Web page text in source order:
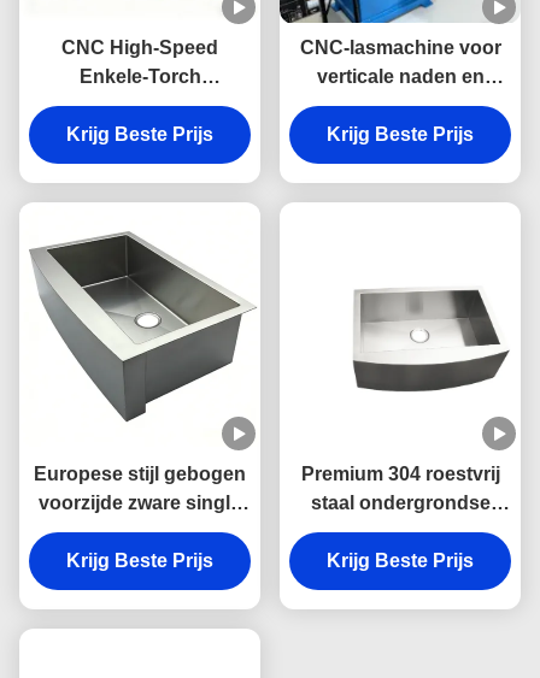
CNC High-Speed
Enkele-Torch
Automatische Basin
Laser Lasser voor
Roestvrijstalen
Krijg Beste Prijs
CNC-lasmachine voor
verticale naden en
onderhoeken - Speciale
lasmachine
Krijg Beste Prijs
Europese stijl gebogen
voorzijde zware single
bowl boerderij wasbak
in 304 roestvrij staal
voor de keuken
Krijg Beste Prijs
Premium 304 roestvrij
staal ondergrondse
keuken wastafel met
schramvast en
makkelijk schoon te
Krijg Beste Prijs